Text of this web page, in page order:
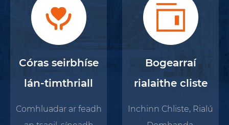
Córas seirbhíse
lán-timthriall
Comhluadar ar feadh
Bogearraí
rialaithe cliste
Inchinn Chliste, Rialú